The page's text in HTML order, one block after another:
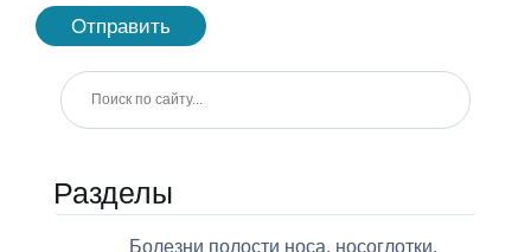
Разделы
Болезни полости носа, носоглотки,